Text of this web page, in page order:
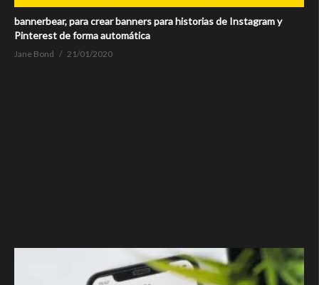
bannerbear, para crear banners para historias de Instagram y
Pinterest de forma automática
Jane Bond 21/01/2020